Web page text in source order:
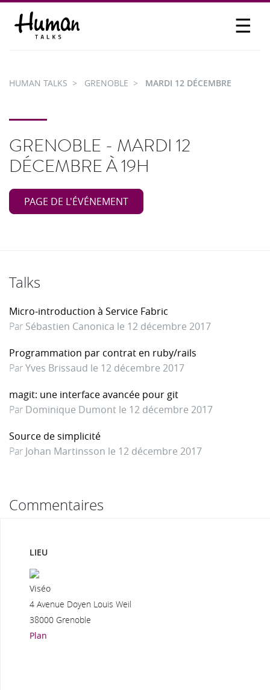
☰
PARTICIPER
HUMAN TALKS GRENOBLE MARDI 12 DÉCEMBRE
GRENOBLE - MARDI 12
DÉCEMBRE À 19H
PAGE DE L'ÉVÉNEMENT
Talks
Micro-introduction à Service Fabric
Par Sébastien Canonica le 12 décembre 2017
Programmation par contrat en ruby/rails
ParYves Brissaud le 12 décembre 2017
magit: une interface avancée pour git
Par Dominique Dumont le 12 décembre 2017
Source de simplicité
Par Johan Martinsson le 12 décembre 2017
Commentaires
LIEU
Viséo
4 Avenue Doyen Louis Weil
38000 Grenoble
Plan